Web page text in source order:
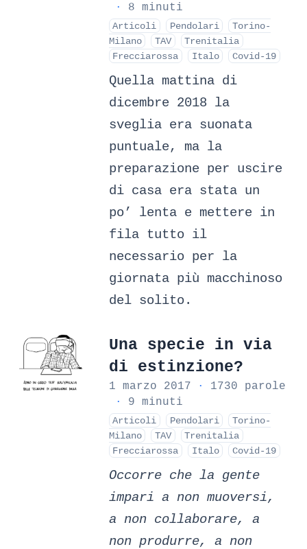
·
8 minuti
Articoli Pendolari
Torino-
Milano
TAV
Trenitalia
Frecciarossa
Italo Covid-19
Quella mattina di
dicembre 2018 la
sveglia era suonata
puntuale, ma la
preparazione per uscire
di casa era stata un
po’ lenta e mettere in
fila tutto il
necessario per la
giornata più macchinoso
del solito.
Una specie in via
di estinzione?
1 marzo 2017 ·
1730 parole
·
9 minuti
Articoli Pendolari
Torino-
Milano
TAV
Trenitalia
Frecciarossa
Italo Covid-19
Occorre che la gente
impari a non muoversi,
a non collaborare, a
non produrre, a non